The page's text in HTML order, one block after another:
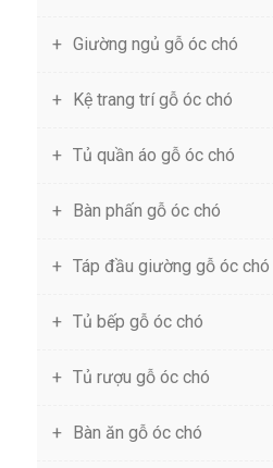
Giường ngủ gỗ óc chó
Kệ trang trí gỗ óc chó
Tủ quần áo gỗ óc chó
Bàn phấn gỗ óc chó
Táp đầu giường gỗ óc chó
Tủ bếp gỗ óc chó
Tủ rượu gỗ óc chó
Bàn ăn gỗ óc chó